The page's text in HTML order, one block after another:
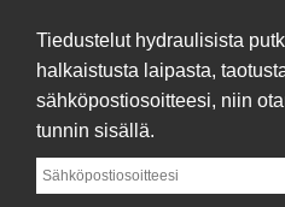
Tiedustelut hydraulisista
halkaistusta laipasta,
sähköpostiosoitteesi, niin
tunnin sisällä.